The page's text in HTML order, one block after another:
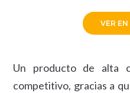
VER
Un producto de alta
competitivo, gracias a